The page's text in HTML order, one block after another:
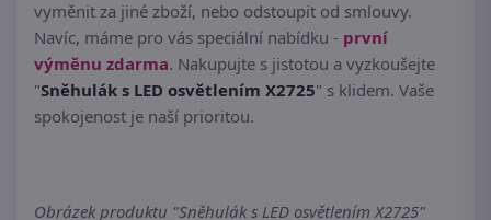
vyměnit za jiné zboží, nebo odstoupit od smlouvy.
Navíc, máme pro vás speciální nabídku - první
výměnu zdarma. Nakupujte s jistotou a vyzkoušejte
"Sněhulák s LED osvětlením X2725" s klidem. Vaše
spokojenost je naší prioritou.
Obrázek produktu "Sněhulák s LED osvětlením X2725"